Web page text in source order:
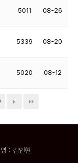
5011 08-26
5339 08-20
5020 08-12
: 김인현